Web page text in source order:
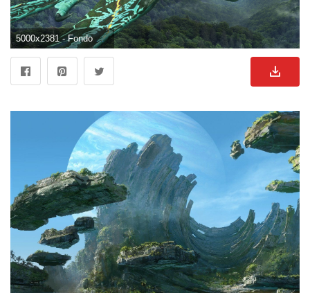
5000x2381 - Fondo de pantalla de 5000x2381. Imágen de Avatar.